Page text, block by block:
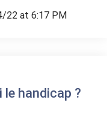
22 at 6:17 PM
handicap ?